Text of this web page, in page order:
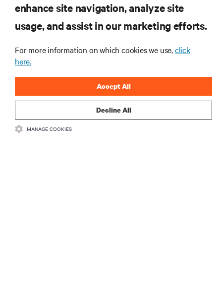
.新製品や業界動向に関する最新情
報をメールでお届けします。ぜひ
ご登録ください。
登録する
enhance site navigation, analyze site
usage, and assist in our marketing efforts.
For more information on which cookies we use,click
here.
Decline All
Accept All
MANAGE COOKIES